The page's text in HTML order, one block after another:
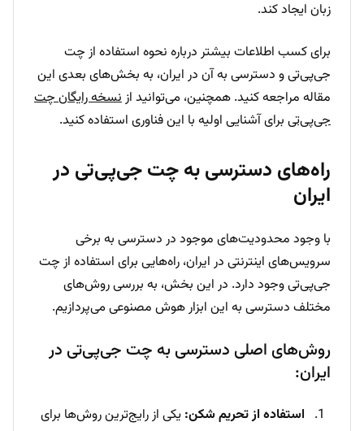
زبان ایجاد کند.
برای کسب اطلاعات بیشتر درباره نحوه استفاده از چت
جی‌پی‌تی و دسترسی به آن در ایران، به بخش‌های بعدی این
مقاله مراجعه کنید. همچنین، می‌توانید ازنسخه رایگان چت
جی‌پی‌تی برای آشنایی اولیه با این فناوری استفاده کنید.
راه‌های دسترسی به چت جی‌پی‌تی در
ایران
با وجود محدودیت‌های موجود در دسترسی به برخی
سرویس‌های اینترنتی در ایران، راه‌هایی برای استفاده از چت
جی‌پی‌تی وجود دارد. در این بخش، به بررسی روش‌های
مختلف دسترسی به این ابزار هوش مصنوعی می‌پردازیم.
روش‌های اصلی دسترسی به چت جی‌پی‌تی در
ایران:
استفاده از تحریم شکن: یکی از رایج‌ترین روش‌ها برای